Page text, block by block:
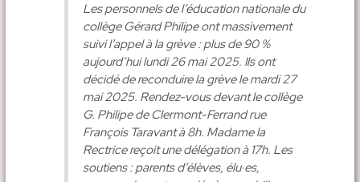
Les personnels de l’éducation nationale du
collège Gérard Philipe ont massivement
suivi l’appel à la grève : plus de 90 %
aujourd’hui lundi 26 mai 2025. Ils ont
décidé de reconduire la grève le mardi 27
mai 2025. Rendez-vous devant le collège
G. Philipe de Clermont-Ferrand rue
François Taravant à 8h. Madame la
Rectrice reçoit une délégation à 17h. Les
soutiens : parents d’élèves, élu·es,